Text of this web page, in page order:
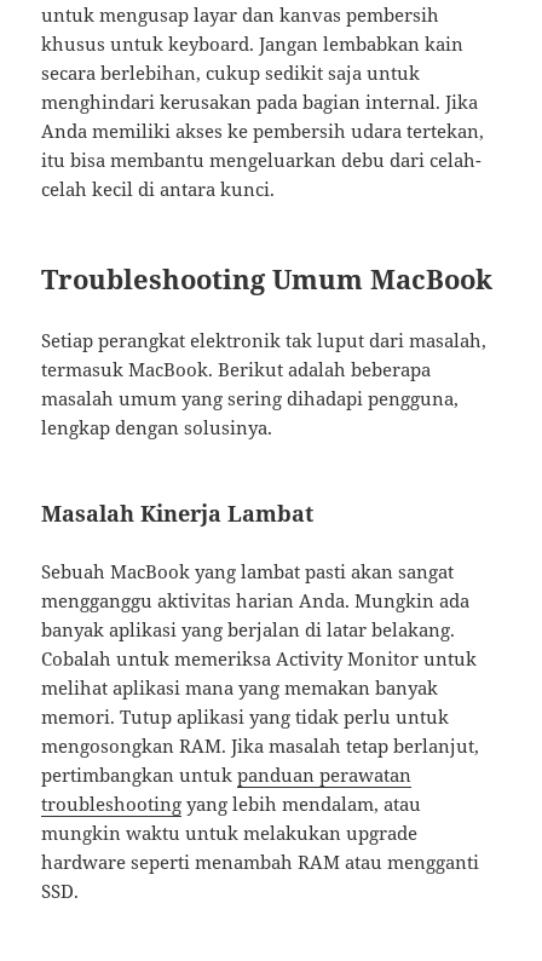
untuk mengusap layar dan kanvas pembersih
khusus untuk keyboard. Jangan lembabkan kain
secara berlebihan, cukup sedikit saja untuk
menghindari kerusakan pada bagian internal. Jika
Anda memiliki akses ke pembersih udara tertekan,
itu bisa membantu mengeluarkan debu dari celah-
celah kecil di antara kunci.
Troubleshooting Umum MacBook
Setiap perangkat elektronik tak luput dari masalah,
termasuk MacBook. Berikut adalah beberapa
masalah umum yang sering dihadapi pengguna,
lengkap dengan solusinya.
Masalah Kinerja Lambat
Sebuah MacBook yang lambat pasti akan sangat
mengganggu aktivitas harian Anda. Mungkin ada
banyak aplikasi yang berjalan di latar belakang.
Cobalah untuk memeriksa Activity Monitor untuk
melihat aplikasi mana yang memakan banyak
memori. Tutup aplikasi yang tidak perlu untuk
mengosongkan RAM. Jika masalah tetap berlanjut,
pertimbangkan untukpanduan perawatan
troubleshooting yang lebih mendalam, atau
mungkin waktu untuk melakukan upgrade
hardware seperti menambah RAM atau mengganti
SSD.